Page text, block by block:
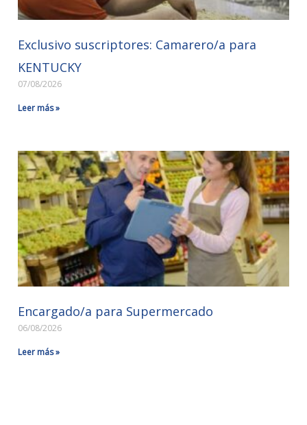
Exclusivo suscriptores: Camarero/a para
KENTUCKY
07/08/2026
Leer más »
Encargado/a para Supermercado
06/08/2026
Leer más »